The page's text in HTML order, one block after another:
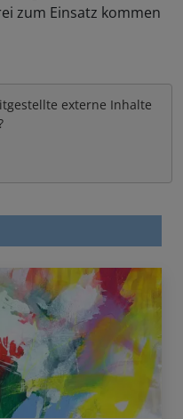
zum Einsatz kommen
externe Inhalte